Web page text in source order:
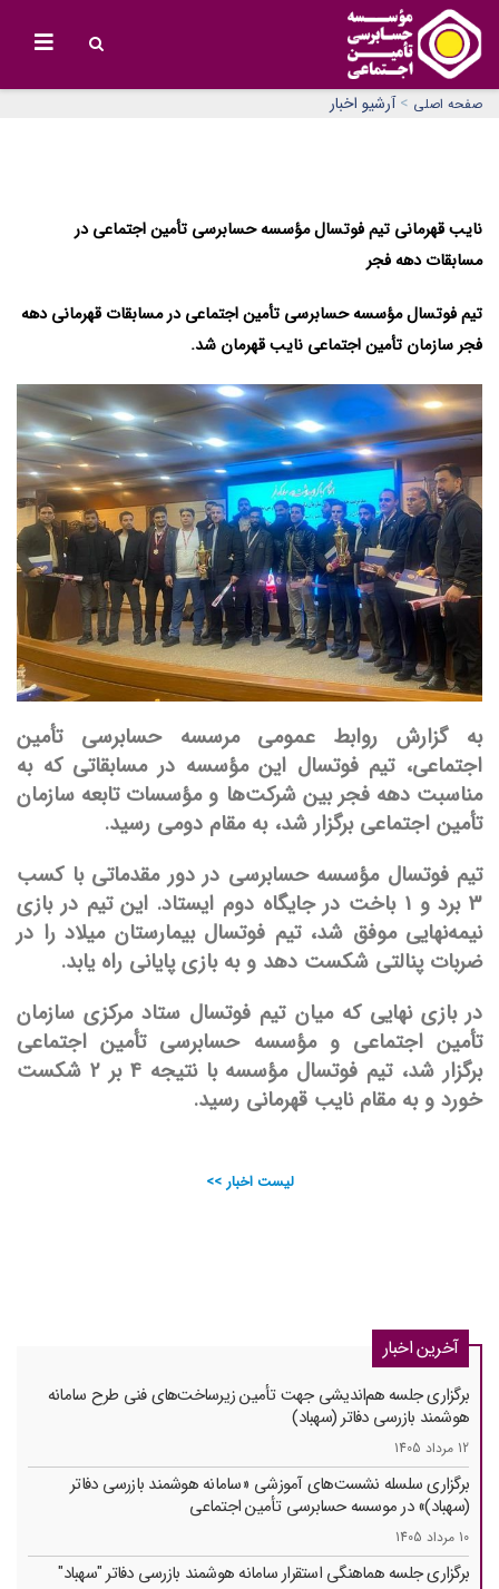
صفحه اصلی > آرشیو اخبار
نایب قهرمانی تیم فوتسال مؤسسه حسابرسی تأمین اجتماعی در
مسابقات دهه فجر
تیم فوتسال مؤسسه حسابرسی تأمین اجتماعی در مسابقات قهرمانی دهه
فجر سازمان تأمین اجتماعی نایب قهرمان شد.
به گزارش روابط عمومی مرسسه حسابرسی تأمین
اجتماعی، تیم فوتسال این مؤسسه در مسابقاتی که به
مناسبت دهه فجر بین شرکت‌ها و مؤسسات تابعه سازمان
تأمین اجتماعی برگزار شد، به مقام دومی رسید.
تیم فوتسال مؤسسه حسابرسی در دور مقدماتی با کسب
3 برد و 1 باخت در جایگاه دوم ایستاد. این تیم در بازی
نیمه‌نهایی موفق شد، تیم فوتسال بیمارستان میلاد را در
ضربات پنالتی شکست دهد و به بازی پایانی راه یابد.
در بازی نهایی که میان تیم فوتسال ستاد مرکزی سازمان
تأمین اجتماعی و مؤسسه حسابرسی تأمین اجتماعی
برگزار شد، تیم فوتسال مؤسسه با نتیجه 4 بر 2 شکست
خورد و به مقام نایب قهرمانی رسید.
لیست اخبار >>
آخرین اخبار
برگزاری جلسه هم‌اندیشی جهت تأمین زیرساخت‌های فنی طرح سامانه
هوشمند بازرسی دفاتر (سهباد)
12 مرداد 1405
برگزاری سلسله نشست‌های آموزشی «سامانه هوشمند بازرسی دفاتر
(سهباد)» در موسسه حسابرسی تأمین اجتماعی
10 مرداد 1405
برگزاری جلسه هماهنگی استقرار سامانه هوشمند بازرسی دفاتر "سهباد"